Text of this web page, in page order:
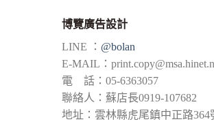
博覽廣告設計
LINE ： @bolan
E-MAIL：
電 話：05-6363057
聯絡人：蘇店長0919-107682
地址：雲林縣虎尾鎮中正路364